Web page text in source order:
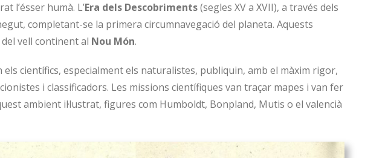
l’ésser humà. L’Era dels Descobriments(segles XV a XVII), a través dels
completant-se la primera circumnavegació del planeta. Aquests
vell continent al Nou Món.
els científics, especialment els naturalistes, publiquin, amb el màxim rigor,
i classificadors. Les missions científiques van traçar mapes i van fer
ambient il·lustrat, figures com Humboldt, Bonpland, Mutis o el valencià